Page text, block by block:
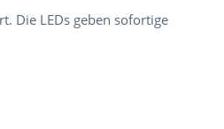
Die LEDs geben sofortige